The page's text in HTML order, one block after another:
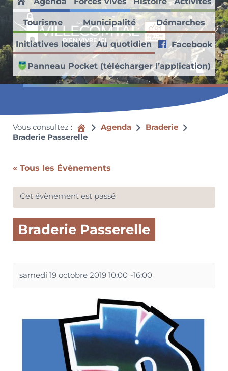
Passer au contenu principal
Skip to header right navigation
Skip to site footer
Villecomtal en Aveyron
Découvrez ce village médiéval faisant partie des Petites Cités de
Accueil
Tourisme Municipalité Démarches
Initiatives locales Au quotidien Facebook
Panneau Pocket (télécharger l’application)
Vous consultez : Accueil
Agenda
Braderie
Braderie Passerelle
« Tous les Évènements
Cet évènement est passé
Braderie Passerelle
samedi 19 octobre 2019 10:00 -16:00